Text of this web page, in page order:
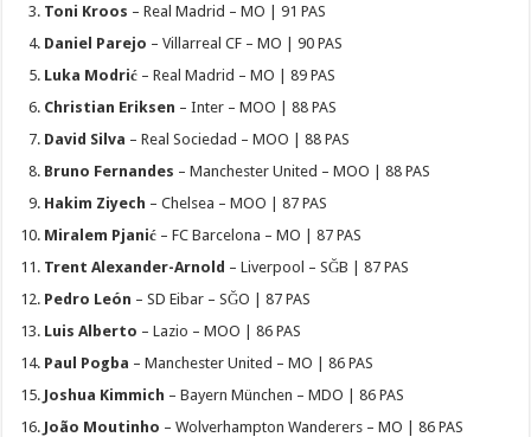
Toni Kroos – Real Madrid – MO | 91 PAS
Daniel Parejo – Villarreal CF – MO | 90 PAS
Luka Modrić – Real Madrid – MO | 89 PAS
Christian Eriksen – Inter – MOO | 88 PAS
David Silva – Real Sociedad – MOO | 88 PAS
Bruno Fernandes – Manchester United – MOO | 88 PAS
Hakim Ziyech – Chelsea – MOO | 87 PAS
Miralem Pjanić – FC Barcelona – MO | 87 PAS
Trent Alexander-Arnold – Liverpool – SĞB | 87 PAS
Pedro León – SD Eibar – SĞO | 87 PAS
Luis Alberto – Lazio – MOO | 86 PAS
Paul Pogba – Manchester United – MO | 86 PAS
Joshua Kimmich – Bayern München – MDO | 86 PAS
João Moutinho – Wolverhampton Wanderers – MO | 86 PAS